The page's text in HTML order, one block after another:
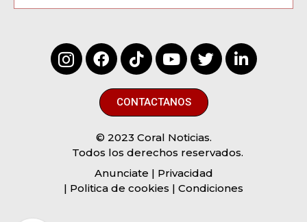
CONTACTANOS
© 2023 Coral Noticias.
Todos los derechos reservados.
Anunciate | Privacidad
| Politica de cookies | Condiciones